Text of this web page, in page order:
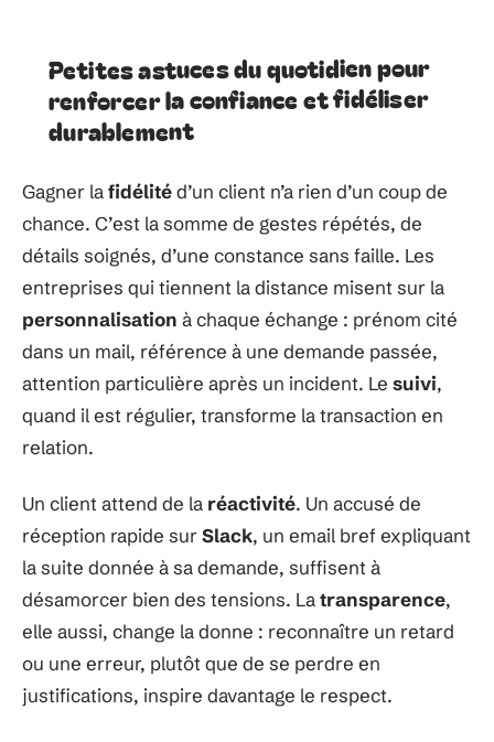
Petites astuces du quotidien pour
renforcer la confiance et fidéliser
durablement
Gagner lafidélitéd’un client n’a rien d’un coup de
chance. C’est la somme de gestes répétés, de
détails soignés, d’une constance sans faille. Les
entreprises qui tiennent la distance misent sur la
personnalisation à chaque échange : prénom cité
dans un mail, référence à une demande passée,
attention particulière après un incident. Le suivi,
quand il est régulier, transforme la transaction en
relation.
Un client attend de la réactivité. Un accusé de
réception rapide surSlack, un email bref expliquant
la suite donnée à sa demande, suffisent à
désamorcer bien des tensions. Latransparence,
elle aussi, change la donne : reconnaître un retard
ou une erreur, plutôt que de se perdre en
justifications, inspire davantage le respect.